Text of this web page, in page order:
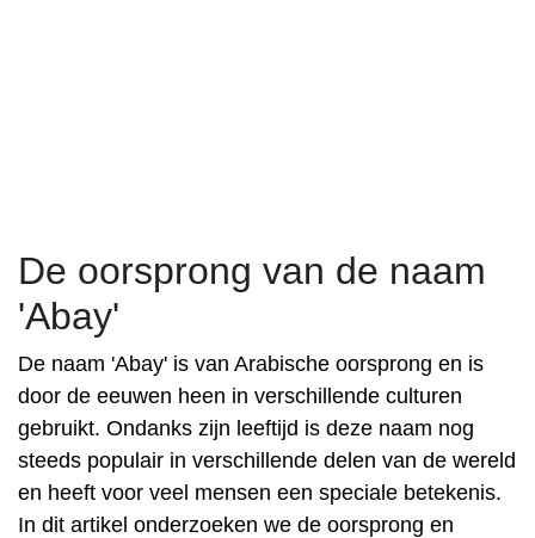
De oorsprong van de naam
'Abay'
De naam 'Abay' is van Arabische oorsprong en is
door de eeuwen heen in verschillende culturen
gebruikt. Ondanks zijn leeftijd is deze naam nog
steeds populair in verschillende delen van de wereld
en heeft voor veel mensen een speciale betekenis.
In dit artikel onderzoeken we de oorsprong en